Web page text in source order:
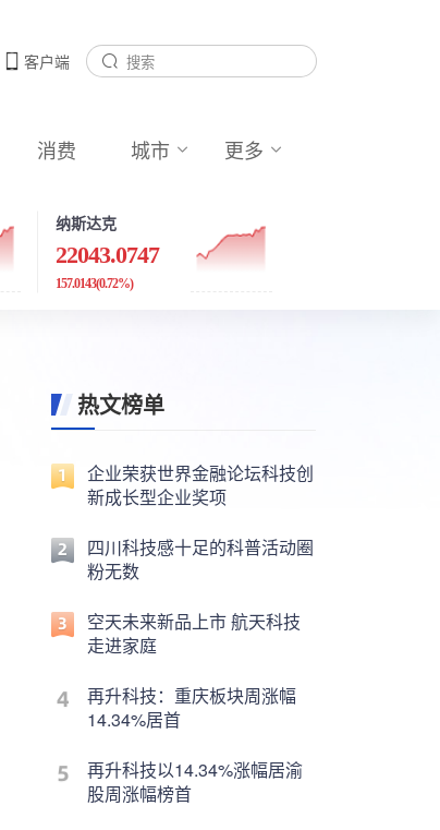
客户端
消费 城市 更多
纳斯达克
22043.0747
157.0143(0.72%)
热文榜单
企业荣获世界金融论坛科技创
新成长型企业奖项
四川科技感十足的科普活动圈
粉无数
空天未来新品上市 航天科技
走进家庭
再升科技：重庆板块周涨幅
14.34%居首
再升科技以14.34%涨幅居渝
股周涨幅榜首